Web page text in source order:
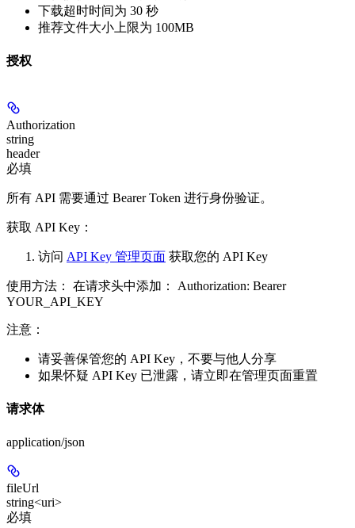
下载超时时间为 30 秒
推荐文件大小上限为 100MB
授权
Authorization
string
header
必填
所有 API 需要通过 Bearer Token 进行身份验证。
获取 API Key：
访问 API Key 管理页面 获取您的 API Key
使用方法： 在请求头中添加： Authorization: Bearer
YOUR_API_KEY
注意：
请妥善保管您的 API Key，不要与他人分享
如果怀疑 API Key 已泄露，请立即在管理页面重置
请求体
application/json
fileUrl
string<uri>
必填